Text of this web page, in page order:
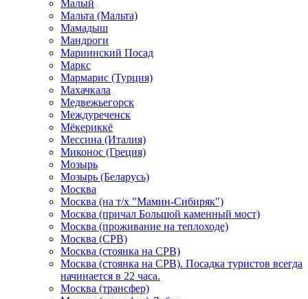
Малый
Мальта (Мальта)
Мамадыш
Мандроги
Мариинский Посад
Маркс
Мармарис (Турция)
Махачкала
Медвежьегорск
Междуреченск
Мёкериккё
Мессина (Италия)
Миконос (Греция)
Мозырь
Мозырь (Беларусь)
Москва
Москва (на т/х "Мамин-Сибиряк")
Москва (причал Большой каменный мост)
Москва (проживание на теплоходе)
Москва (СРВ)
Москва (стоянка на СРВ)
Москва (стоянка на СРВ). Посадка туристов всегда
начинается в 22 часа.
Москва (трансфер)